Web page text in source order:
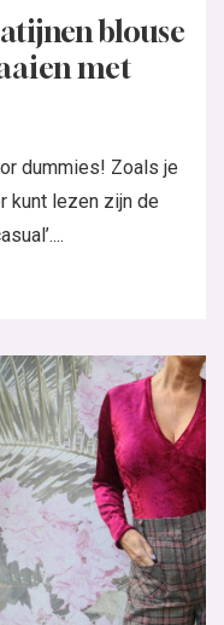
blouse
met
dummies! Zoals je
kunt lezen zijn de